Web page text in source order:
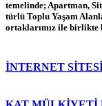
temelinde; Apartman,
türlü Toplu Yaşam
ortaklarımız ile birlikte
İNTERNET